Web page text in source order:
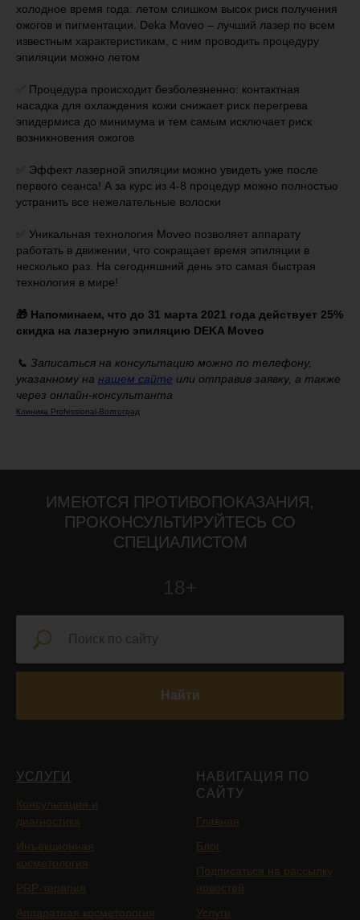
холодное время года: летом слишком высок риск получения
ожогов и пигментации. Deka Moveo – лучший лазер по всем
известным характеристикам, с ним проводить процедуру
эпиляции можно летом
✅ Процедура происходит безболезненно: контактная
насадка для охлаждения кожи снижает риск перегрева
эпидермиса до минимума и тем самым исключает риск
возникновения ожогов
✅ Эффект лазерной эпиляции можно увидеть уже после
первого сеанса! А за курс из 4-8 процедур можно полностью
устранить все нежелательные волоски
✅ Уникальная технология Moveo позволяет аппарату
работать в движении, что сокращает время эпиляции в
несколько раз. На сегодняшний день это самая быстрая
технология в мире!
🎁 Напоминаем, что до 31 марта 2021 года действует 25%
скидка на лазерную эпиляцию DEKA Moveo
📞 Записаться на консультацию можно по телефону,
указанному на нашем сайте или отправив заявку, а также
через онлайн-консультанта
Клиника Professional-Волгоград
ИМЕЮТСЯ ПРОТИВОПОКАЗАНИЯ,
ПРОКОНСУЛЬТИРУЙТЕСЬ СО
СПЕЦИАЛИСТОМ
18+
Найти
УСЛУГИ
Консультация и
диагностика
Инъекционная
косметология
PRP-терапия
Аппаратная косметология
НАВИГАЦИЯ ПО
САЙТУ
Главная
Блог
Подписаться на рассылку
новостей
Услуги